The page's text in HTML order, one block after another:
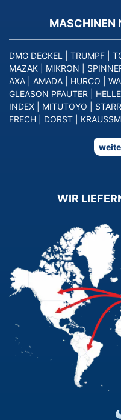
MASCHINEN
DMG DECKEL TRUMPF
MAZAK
MIKRON
AXA
AMADA HURCO
GLEASON PFAUTER
INDEX
MITUTOYO
FRECH
DORST
WIR